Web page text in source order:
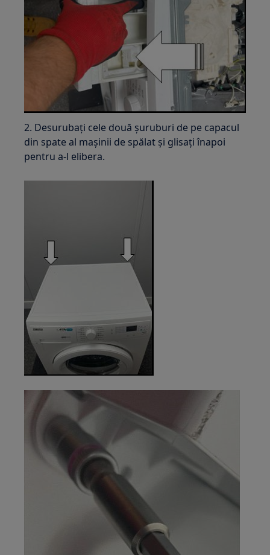
2. Desurubați cele două șuruburi de pe capacul
din spate al mașinii de spălat și glisați înapoi
pentru a-l elibera.